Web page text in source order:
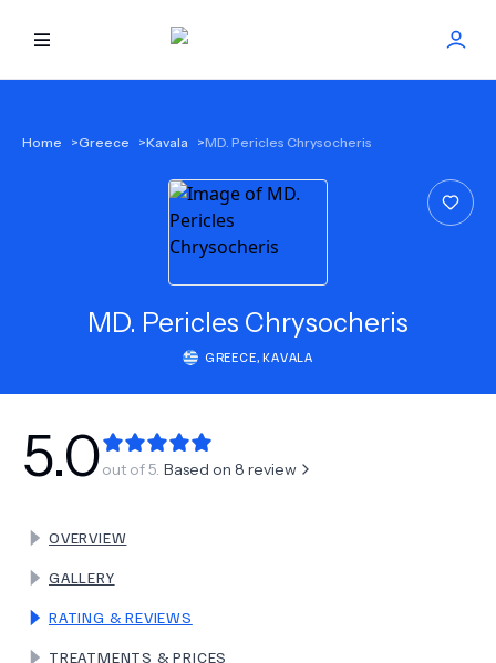
FIND TREATMENT
NEW
TERMS
Home >Greece >Kavala >MD. Pericles Chrysocheris
MD. Pericles Chrysocheris
GREECE,KAVALA
5.0out of 5. Based on 8 review
OVERVIEW
GALLERY
RATING & REVIEWS
TREATMENTS & PRICES